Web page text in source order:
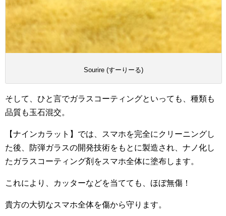
Sourire (すーりーる)
そして、ひと言でガラスコーティングといっても、種類も
品質も玉石混交。
【ナインカラット】では、スマホを完全にクリーニングし
た後、防弾ガラスの開発技術をもとに製造され、ナノ化し
たガラスコーティング剤をスマホ全体に塗布します。
これにより、カッターなどを当てても、ほぼ無傷！
貴方の大切なスマホ全体を傷から守ります。